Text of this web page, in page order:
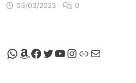
03/03/2023 0
Canal de Whatsapp de Viscalacant
Comprar en Amazon
Facebook de Viscalacant
Twitter de Viscalacant
Canal de Youtube de Viscalacant
Instagram de Viscalacant
Viscalacant en Polkaverse
Correo